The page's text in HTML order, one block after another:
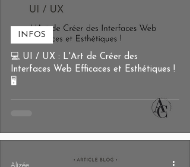
💻 UI / UX : L'Art de Créer des
Interfaces Web Efficaces et Esthétiques !
🖥️
INFOS
Alizée